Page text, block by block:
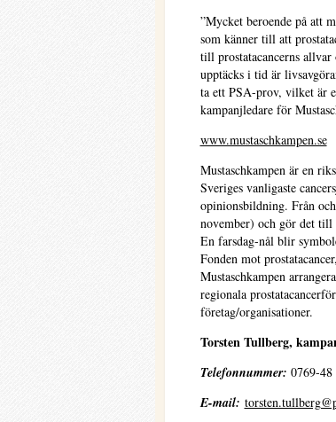
”Mycket beroende på att
som känner till att
till prostatacancerns
upptäcks i tid är
ta ett PSA-prov, vilket är
kampanjledare för
www.mustaschkampen.se
Mustaschkampen är en
Sveriges vanligaste
opinionsbildning. Från
november) och gör det till
En farsdag-nål blir
Fonden mot
Mustaschkampen
regionala
företag/organisationer.
Torsten Tullberg,
Telefonnummer: 0769-48
E-mail: